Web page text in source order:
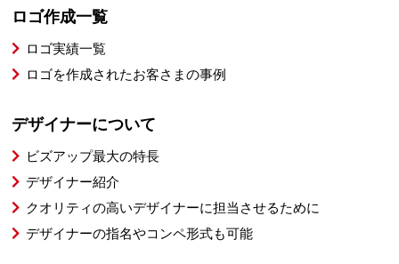
ロゴ作成一覧
ロゴ実績一覧
ロゴを作成されたお客さまの事例
デザイナーについて
ビズアップ最大の特長
デザイナー紹介
クオリティの高いデザイナーに担当させるために
デザイナーの指名やコンペ形式も可能